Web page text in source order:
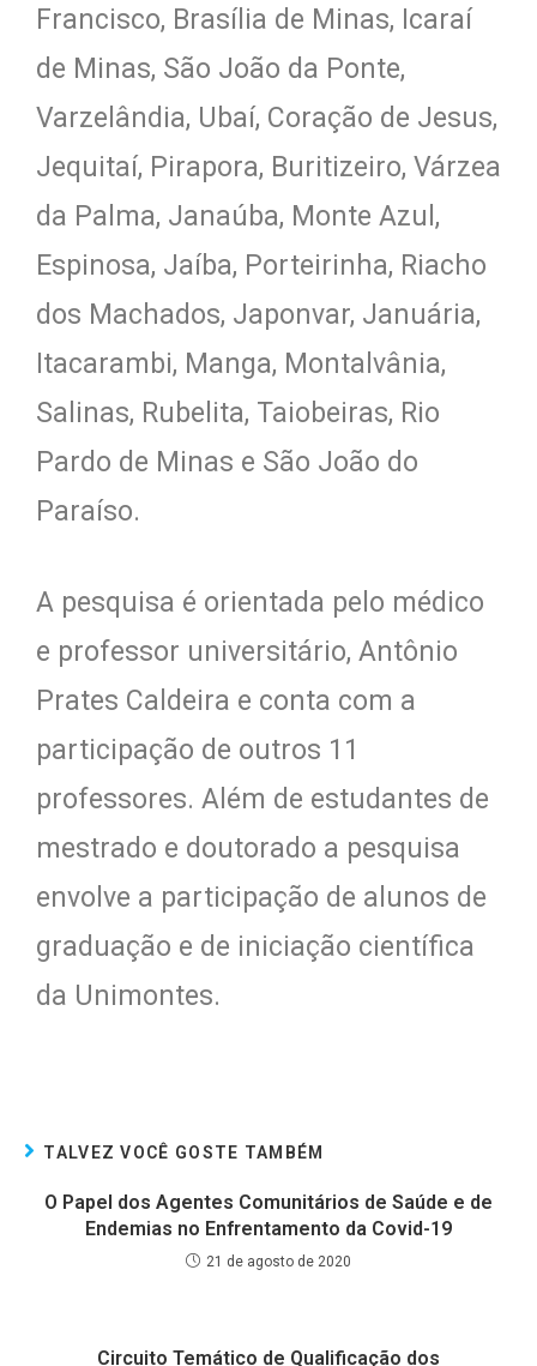
Francisco, Brasília de Minas, Icaraí
de Minas, São João da Ponte,
Varzelândia, Ubaí, Coração de Jesus,
Jequitaí, Pirapora, Buritizeiro, Várzea
da Palma, Janaúba, Monte Azul,
Espinosa, Jaíba, Porteirinha, Riacho
dos Machados, Japonvar, Januária,
Itacarambi, Manga, Montalvânia,
Salinas, Rubelita, Taiobeiras, Rio
Pardo de Minas e São João do
Paraíso.
A pesquisa é orientada pelo médico
e professor universitário, Antônio
Prates Caldeira e conta com a
participação de outros 11
professores. Além de estudantes de
mestrado e doutorado a pesquisa
envolve a participação de alunos de
graduação e de iniciação científica
da Unimontes.
TALVEZ VOCÊ GOSTE TAMBÉM
O Papel dos Agentes Comunitários de Saúde e de
Endemias no Enfrentamento da Covid-19
21 de agosto de 2020
Circuito Temático de Qualificação dos